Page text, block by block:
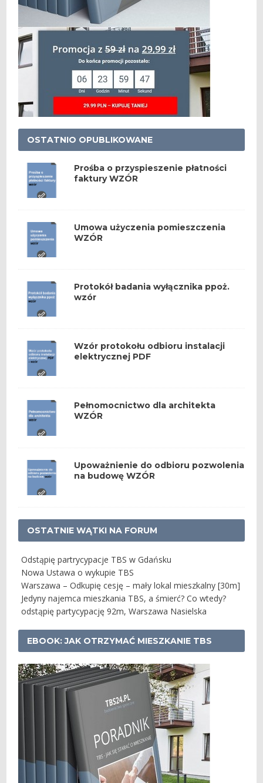
OSTATNIO OPUBLIKOWANE
Prośba o przyspieszenie płatności
faktury WZÓR
Umowa użyczenia pomieszczenia
WZÓR
Protokół badania wyłącznika ppoż.
wzór
Wzór protokołu odbioru instalacji
elektrycznej PDF
Pełnomocnictwo dla architekta
WZÓR
Upoważnienie do odbioru pozwolenia
na budowę WZÓR
OSTATNIE WĄTKI NA FORUM
Odstąpię partrycypacje TBS w Gdańsku
Nowa Ustawa o wykupie TBS
Warszawa – Odkupię cesję – mały lokal mieszkalny [30m]
Jedyny najemca mieszkania TBS, a śmierć? Co wtedy?
odstąpię partycypację 92m, Warszawa Nasielska
EBOOK: JAK OTRZYMAĆ MIESZKANIE TBS